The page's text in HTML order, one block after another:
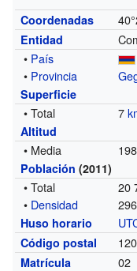
Coordenadas
Entidad
• País
• Provincia
Superficie
• Total 7
Altitud
• Media
Población (2011)
• Total
20
• Densidad
Huso horario
Código postal
Matrícula 02